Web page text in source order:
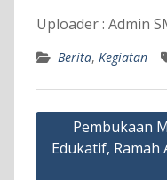
Uploader : Admin
Berita, Kegiatan
Navigasi
pos
Pembukaan
Edukatif, Ramah